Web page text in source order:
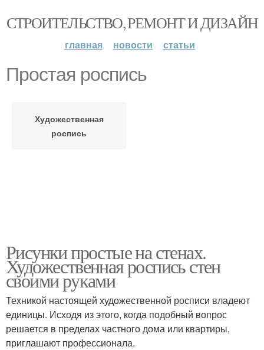
СТРОИТЕЛЬСТВО, РЕМОНТ И ДИЗАЙН
главная новости статьи
Простая роспись
Художественная
роспись
Рисунки простые на стенах.
Художественная роспись стен
своими руками
Техникой настоящей художественной росписи владеют
единицы. Исходя из этого, когда подобный вопрос
решается в пределах частного дома или квартиры,
приглашают профессионала.